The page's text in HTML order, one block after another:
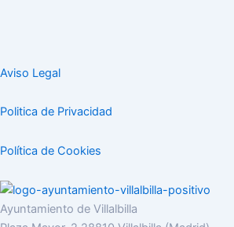
Aviso Legal
Politica de Privacidad
Política de Cookies
Ayuntamiento de Villalbilla